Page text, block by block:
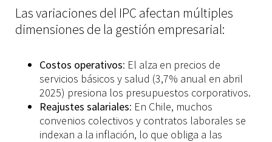
Las variaciones del IPC afectan múltiples
dimensiones de la gestión empresarial:
Costos operativos: El alza en precios de
servicios básicos y salud (3,7% anual en abril
2025) presiona los presupuestos corporativos.
Reajustes salariales: En Chile, muchos
convenios colectivos y contratos laborales se
indexan a la inflación, lo que obliga a las